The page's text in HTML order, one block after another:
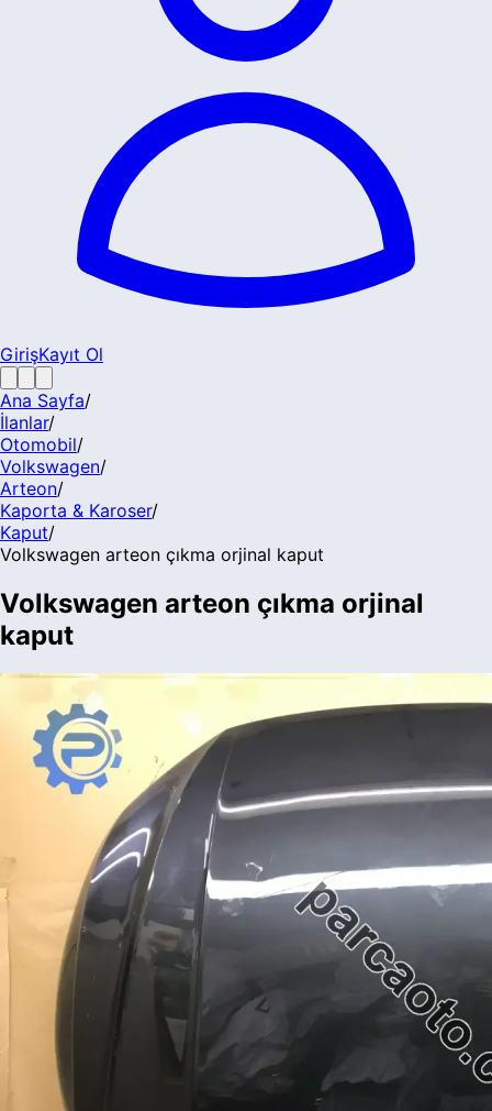
GirişKayıt Ol
Ana Sayfa/
İlanlar/
Otomobil/
Volkswagen/
Arteon/
Kaporta & Karoser/
Kaput/
Volkswagen arteon çıkma orjinal kaput
Volkswagen arteon çıkma orjinal
kaput